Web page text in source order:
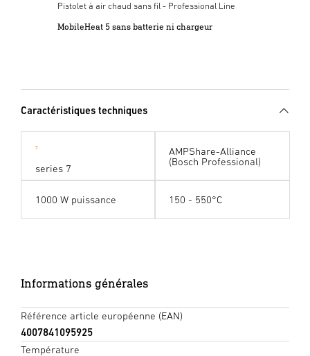
Pistolet à air chaud sans fil - Professional Line
MobileHeat 5 sans batterie ni chargeur
Caractéristiques techniques
series 7
AMPShare-Alliance
(Bosch Professional)
1000 W puissance 150 - 550°C
Informations générales
Référence article européenne (EAN)
4007841095925
Température